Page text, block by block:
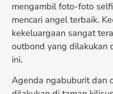
mengambil foto-foto
mencari angel terbaik.
kekeluargaan sangat
outbond yang dilakukan
ini.
Agenda ngabuburit dan